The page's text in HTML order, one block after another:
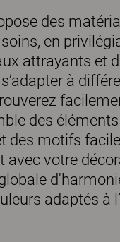
des
en
attrayants et
à
des
des motifs
votre
adaptés à